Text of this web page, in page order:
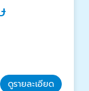
ดูรายละเอียด